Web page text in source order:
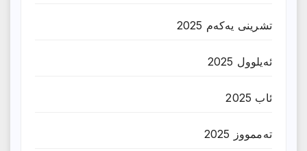
تشرینی یەکەم 2025
ئەیلوول 2025
ئاب 2025
تەممووز 2025